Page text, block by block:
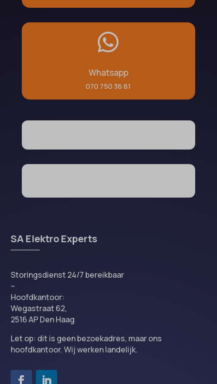

Whatsapp
070 750 36 81
SA Elektro Experts
Storingsdienst 24/7 bereikbaar
–
Hoofdkantoor:
Wegastraat 62,
2516 AP Den Haag
Let op: dit is geen bezoekadres, maar ons
hoofdkantoor. Wij werken landelijk.